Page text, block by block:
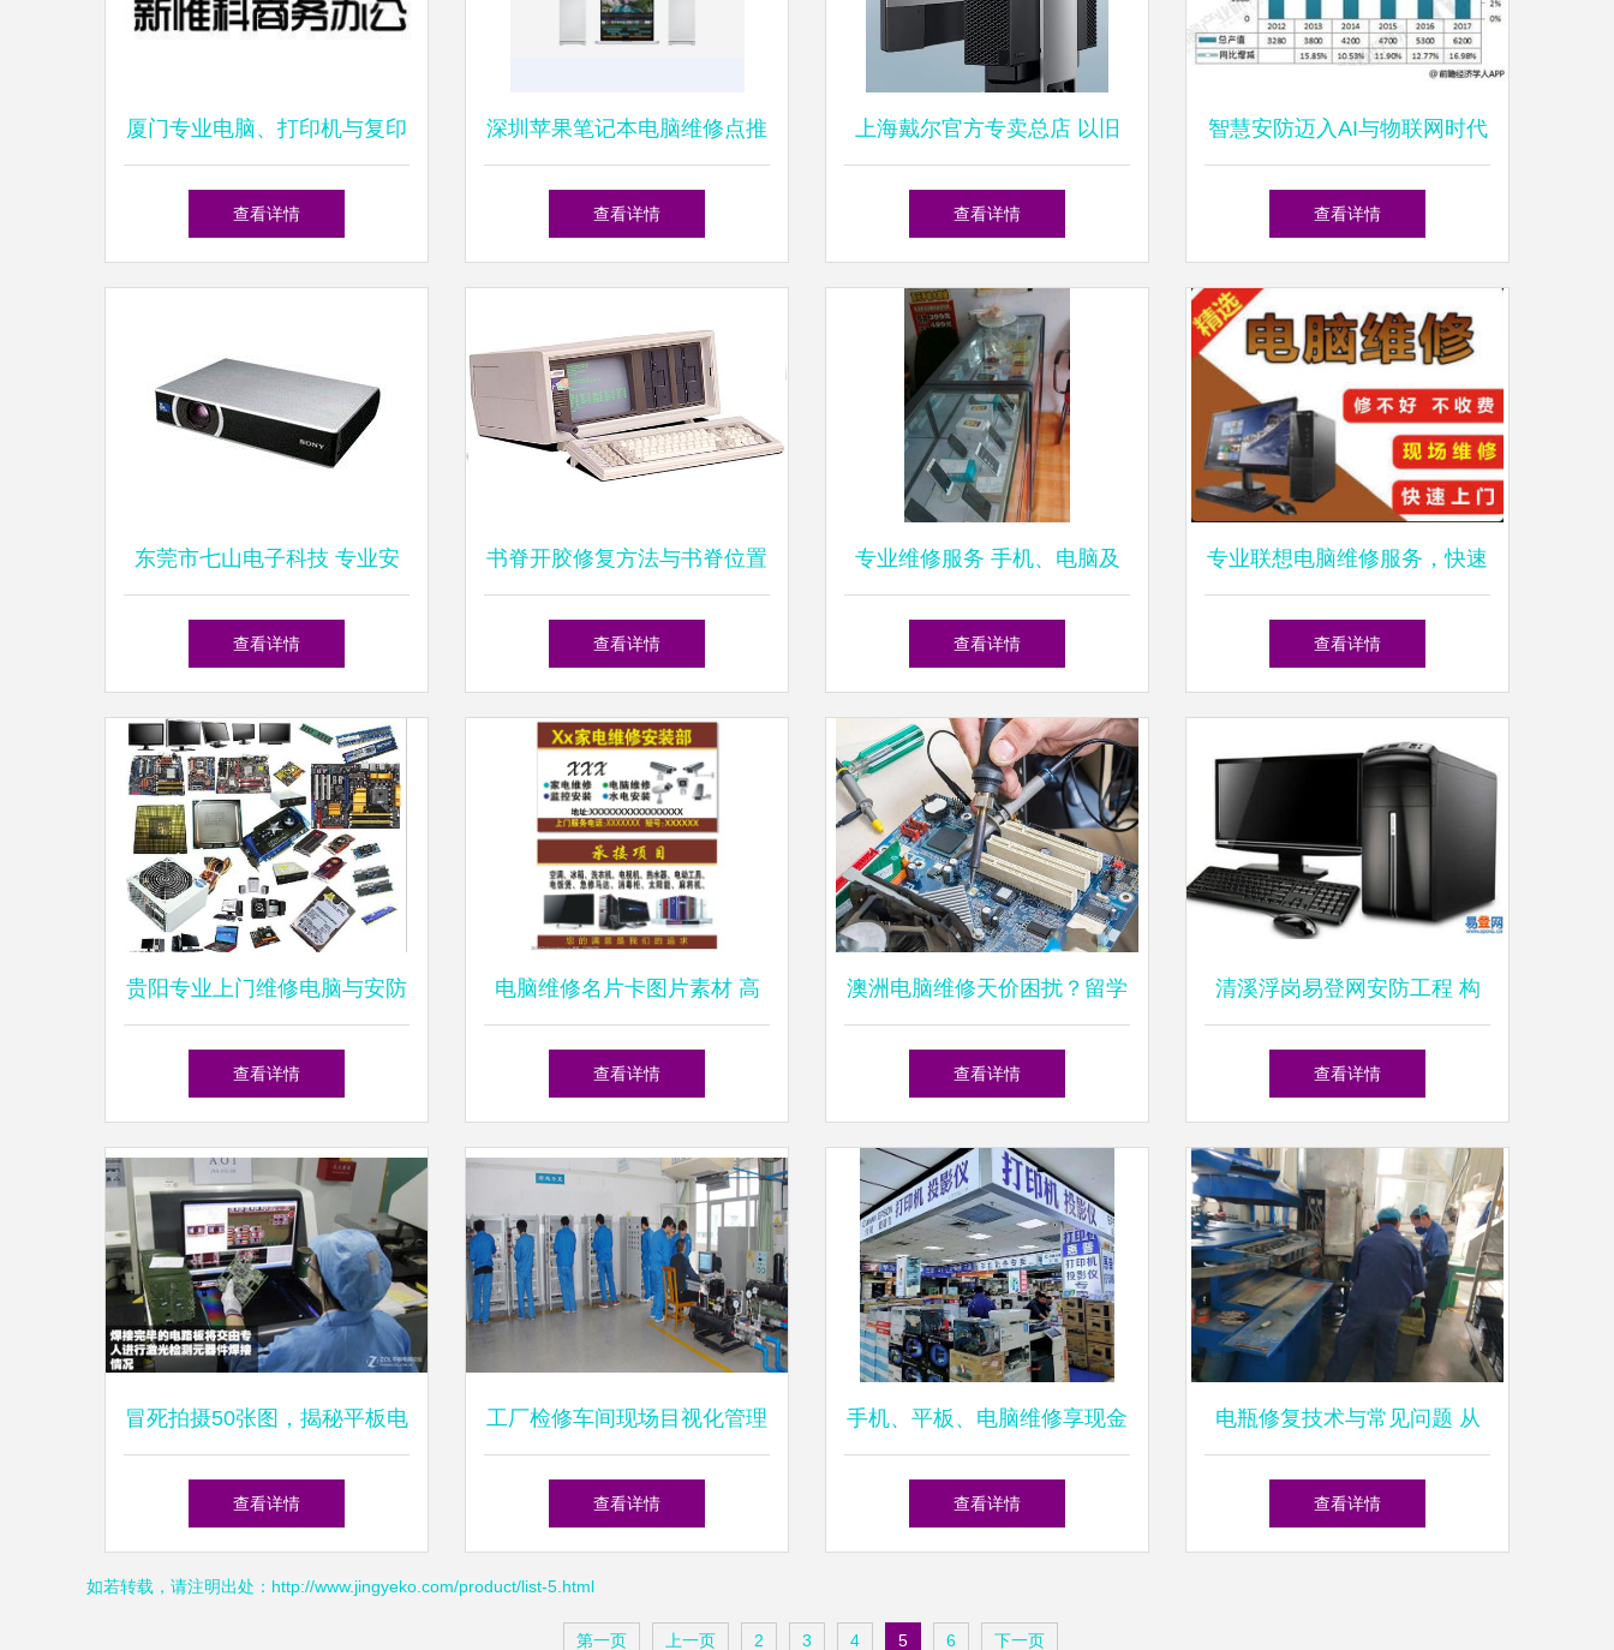
厦门专业电脑、打印机与复印
机一体机服务，提供真挚可靠
查看详情
深圳苹果笔记本电脑维修点推
荐
查看详情
上海戴尔官方专卖总店 以旧
换新与专业电脑维修服务
查看详情
智慧安防迈入AI与物联网时代
如何挖掘万亿蓝海市场
查看详情
东莞市七山电子科技 专业安
防工程解决方案
查看详情
书脊开胶修复方法与书脊位置
说明
查看详情
专业维修服务 手机、电脑及
电子产品的全面解决方案
查看详情
专业联想电脑维修服务，快速
解决您的设备问题
查看详情
贵阳专业上门维修电脑与安防
工程服务
查看详情
电脑维修名片卡图片素材 高
效设计助力专业形象
查看详情
澳洲电脑维修天价困扰？留学
生省钱靠谱维修指南
查看详情
清溪浮岗易登网安防工程 构
建智能化安全防护体系
查看详情
冒死拍摄50张图，揭秘平板电
脑生产全过程，你能猜出是哪
查看详情
工厂检修车间现场目视化管理
的思路与方法——以电脑维修
查看详情
手机、平板、电脑维修享现金
福利与安防工程综合服务
查看详情
电瓶修复技术与常见问题 从
生产到维修的全面解析
查看详情
如若转载，请注明出处：http://www.jingyeko.com/product/list-5.html
第一页 上一页 2 3 4 5 6 下一页